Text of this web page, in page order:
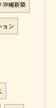
沖縄新築
ョン